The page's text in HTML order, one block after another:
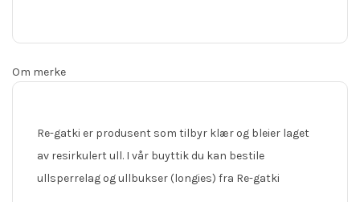
Om merke
Re-gatki er produsent som tilbyr klær og bleier laget
av resirkulert ull. I vår buyttik du kan bestile
ullsperrelag og ullbukser (longies) fra Re-gatki